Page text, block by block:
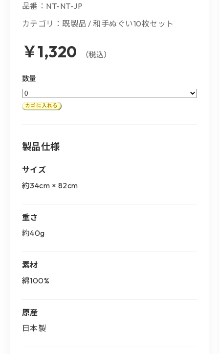
品番：NT-NT-JP
カテゴリ：既製品 / 和手ぬぐい10枚セット
￥1,320 （税込）
数量
製品仕様
サイズ
約34cm × 82cm
重さ
約40g
素材
綿100%
原産
日本製